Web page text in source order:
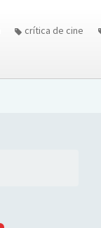
crítica de cine